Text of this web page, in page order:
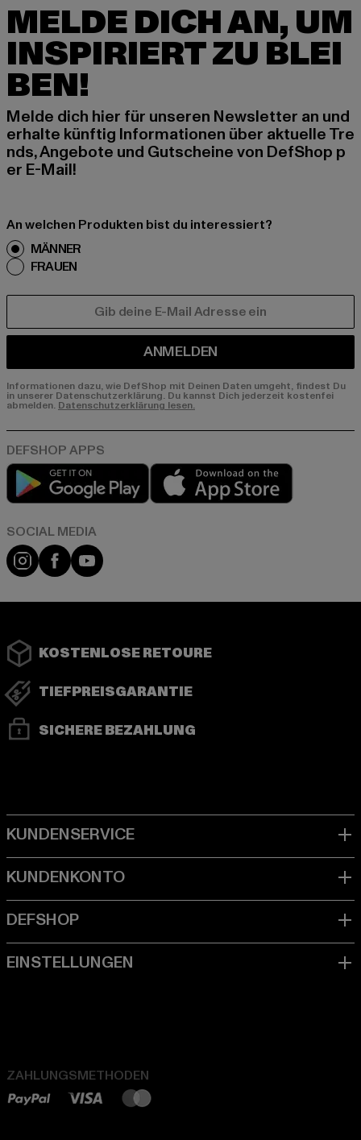
MELDE DICH AN, UM
INSPIRIERT ZU BLEI
BEN!
Melde dich hier für unseren Newsletter an und
erhalte künftig Informationen über aktuelle Tre
nds, Angebote und Gutscheine von DefShop p
er E-Mail!
An welchen Produkten bist du interessiert?
MÄNNER
FRAUEN
ANMELDEN
Informationen dazu, wie DefShop mit Deinen Daten umgeht, findest Du
in unserer Datenschutzerklärung. Du kannst Dich jederzeit kostenfei
abmelden. Datenschutzerklärung lesen.
Play market
Instagram
FacebookYouTube
KOSTENLOSE RETOURE
TIEFPREISGARANTIE
SICHERE BEZAHLUNG
ZAHLUNGSMETHODEN